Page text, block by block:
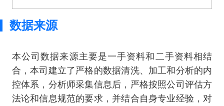
数据来源
本公司数据来源主要是一手资料和二手资料相结
合，本司建立了严格的数据清洗、加工和分析的内
控体系，分析师采集信息后，严格按照公司评估方
法论和信息规范的要求，并结合自身专业经验，对